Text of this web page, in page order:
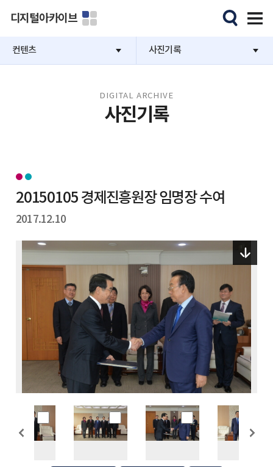
디지털아카이브
컨텐츠 사진기록
DIGITAL ARCHIVE
사진기록
20150105 경제진흥원장 임명장 수여
2017.12.10